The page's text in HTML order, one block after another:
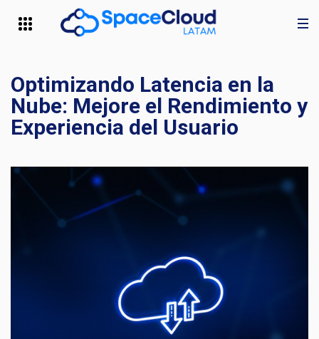
Optimizando Latencia en la
Nube: Mejore el Rendimiento y
Experiencia del Usuario